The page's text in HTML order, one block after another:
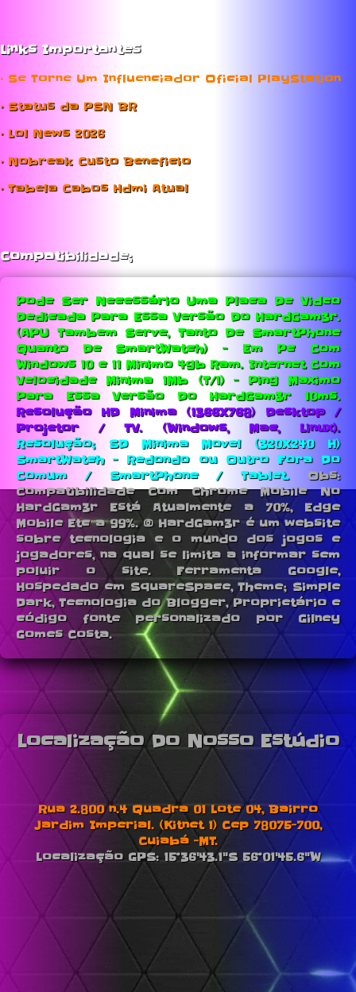
Links Importantes
• Se Torne Um Influenciador Oficial PlayStation
• Status da PSN BR
• Lol News 2026
• Nobreak Custo Beneficio
• Tabela Cabos Hdmi Atual
Compatibilidade;
Pode Ser Necessário Uma Placa De Video
Dedicada Para Essa Versão Do HardGam3r.
(APU Tambem Serve, Tanto De SmartPhone
Quanto De SmartWatch) - Em Pc Com
Windows 10 e 11 Minimo 4gb Ram. Internet Com
Velocidade Minima 1Mb (T/1) - Ping Maximo
Para Essa Versão Do HardGam3r 10ms.
Resolução HD Minima (1366X768) Desktop /
Projetor / TV. (Windows, Mac, Linux).
Resolução; SD Minima Movel (320X240 H)
SmartWatch - Redondo ou Outro Fora Do
Comum / SmartPhone / Tablet.Obs:
Compatibilidade Com Chrome Mobile No
HardGam3r Está Atualmente a 70%, Edge
Mobile Etc a 99%. © HardGam3r é um website
sobre tecnologia e o mundo dos jogos e
jogadores, na qual se limita a informar sem
poluir o site. Ferramenta Google,
Hospedado em SquareSpace, Theme; Simple
Dark, Tecnologia do Blogger, Proprietário e
código fonte personalizado por Gilney
Gomes Costa.
Localização Do Nosso Estúdio
Rua 2.800 n.4 Quadra 01 Lote 04, Bairro
Jardim Imperial. (Kitnet 1) Cep 78075-700,
Cuiabá -MT.
Localização GPS: 15°36'43.1"S 56°01'45.6"W